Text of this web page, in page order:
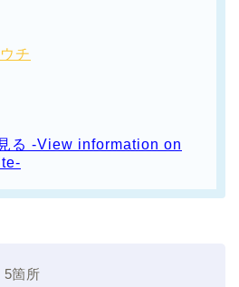
チ
る -View information on
5箇所